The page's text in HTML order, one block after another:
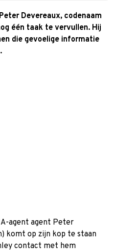
Devereaux, codenaam
één taak te vervullen. Hij
die gevoelige informatie
agent agent Peter
komt op zijn kop te staan
contact met hem